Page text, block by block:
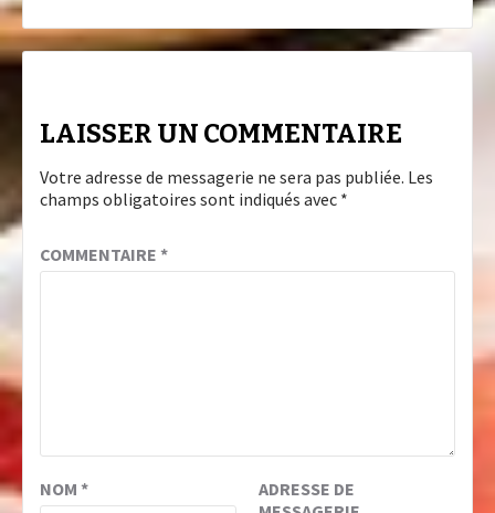
LAISSER UN COMMENTAIRE
Votre adresse de messagerie ne sera pas publiée. Les
champs obligatoires sont indiqués avec *
COMMENTAIRE *
NOM *
ADRESSE DE